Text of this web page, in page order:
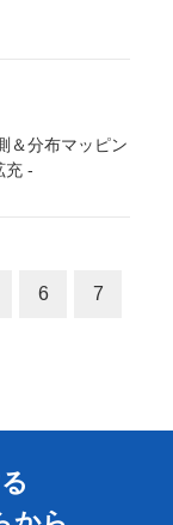
＆分布マッピン
充 -
6 7